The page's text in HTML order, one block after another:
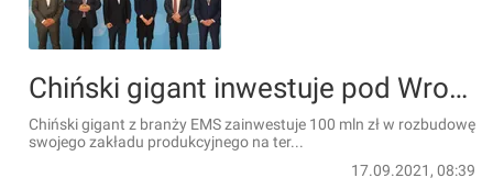
Chiński gigant inwestuje pod Wrocławiem
Chiński gigant z branży EMS zainwestuje 100 mln zł w rozbudowę
swojego zakładu produkcyjnego na ter...
17.09.2021, 08:39